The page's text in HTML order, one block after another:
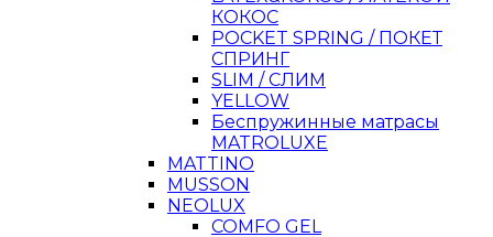
КОКОС
POCKET SPRING / ПОКЕТ
СПРИНГ
SLIM / СЛИМ
YELLOW
Беспружинные матрасы
MATROLUXE
MATTINO
MUSSON
NEOLUX
COMFO GEL